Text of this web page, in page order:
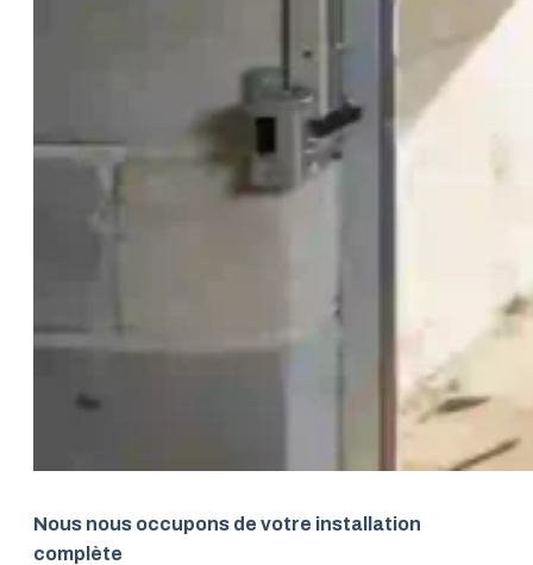
Nous nous occupons de votre installation
complète